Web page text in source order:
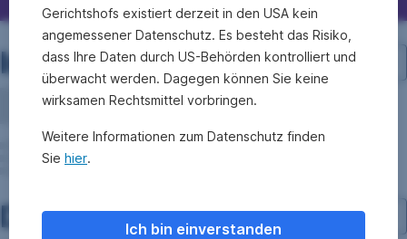
Investment-Struktur
Dokumente
Gerichtshofs existiert derzeit in den USA kein
angemessener Datenschutz. Es besteht das Risiko,
dass Ihre Daten durch US-Behörden kontrolliert und
überwacht werden. Dagegen können Sie keine
wirksamen Rechtsmittel vorbringen.
Weitere Informationen zum Datenschutz finden
Sie hier.
Ich bin einverstanden